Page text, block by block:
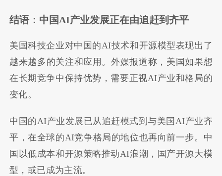
结语：中国AI产业发展正在由追赶到齐平
美国科技企业对中国的AI技术和开源模型表现出了
越来越多的关注和应用。外媒报道称，美国如果想
在长期竞争中保持优势，需要正视AI产业和格局的
变化。
中国的AI产业发展已从追赶模式到与美国AI产业齐
平，在全球的AI竞争格局的地位也再向前一步。中
国以低成本和开源策略推动AI浪潮，国产开源大模
型，或已成为主流。